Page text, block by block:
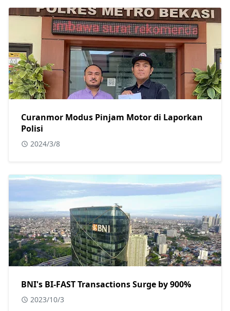
Curanmor Modus Pinjam Motor di Laporkan
Polisi
2024/3/8
BNI's BI-FAST Transactions Surge by 900%
2023/10/3